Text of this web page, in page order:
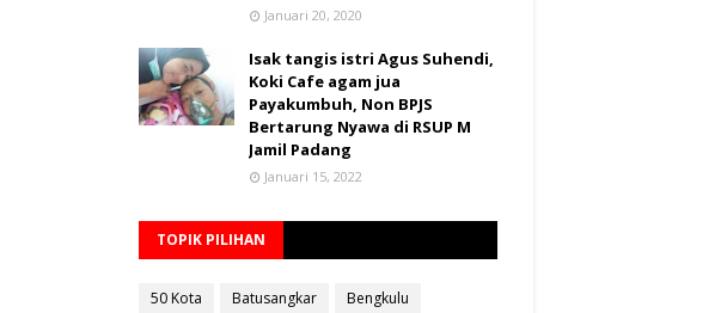
Januari 20, 2020
Isak tangis istri Agus Suhendi,
Koki Cafe agam jua
Payakumbuh, Non BPJS
Bertarung Nyawa di RSUP M
Jamil Padang
Januari 15, 2022
TOPIK PILIHAN
50 Kota Batusangkar Bengkulu